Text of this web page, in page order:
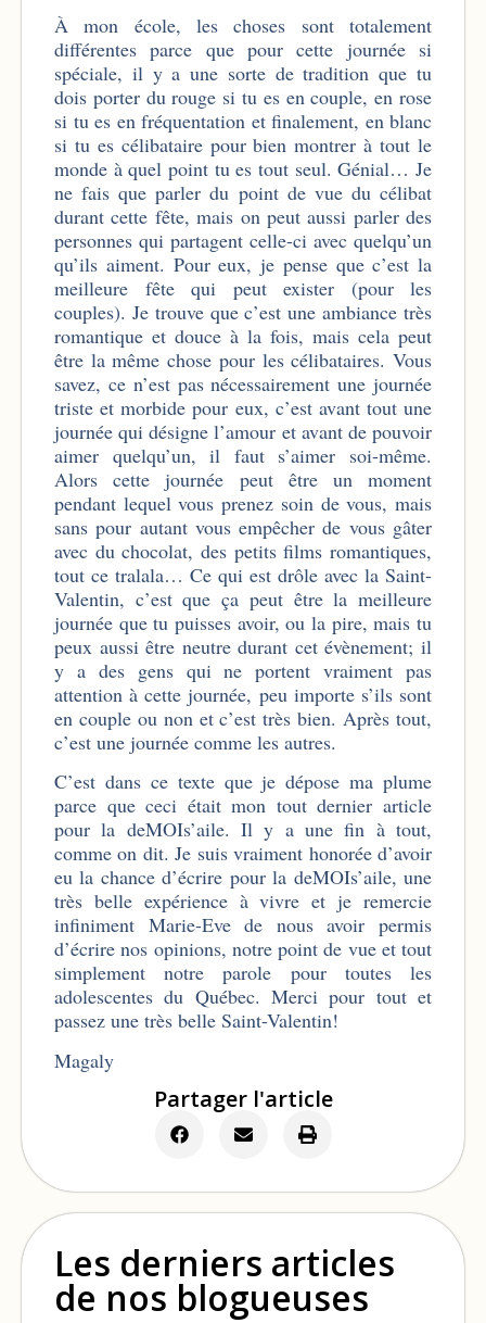
À mon école, les choses sont totalement
différentes parce que pour cette journée si
spéciale, il y a une sorte de tradition que tu
dois porter du rouge si tu es en couple, en rose
si tu es en fréquentation et finalement, en blanc
si tu es célibataire pour bien montrer à tout le
monde à quel point tu es tout seul. Génial… Je
ne fais que parler du point de vue du célibat
durant cette fête, mais on peut aussi parler des
personnes qui partagent celle-ci avec quelqu’un
qu’ils aiment. Pour eux, je pense que c’est la
meilleure fête qui peut exister (pour les
couples). Je trouve que c’est une ambiance très
romantique et douce à la fois, mais cela peut
être la même chose pour les célibataires. Vous
savez, ce n’est pas nécessairement une journée
triste et morbide pour eux, c’est avant tout une
journée qui désigne l’amour et avant de pouvoir
aimer quelqu’un, il faut s’aimer soi-même.
Alors cette journée peut être un moment
pendant lequel vous prenez soin de vous, mais
sans pour autant vous empêcher de vous gâter
avec du chocolat, des petits films romantiques,
tout ce tralala… Ce qui est drôle avec la Saint-
Valentin, c’est que ça peut être la meilleure
journée que tu puisses avoir, ou la pire, mais tu
peux aussi être neutre durant cet évènement; il
y a des gens qui ne portent vraiment pas
attention à cette journée, peu importe s’ils sont
en couple ou non et c’est très bien. Après tout,
c’est une journée comme les autres.
C’est dans ce texte que je dépose ma plume
parce que ceci était mon tout dernier article
pour la deMOIs’aile. Il y a une fin à tout,
comme on dit. Je suis vraiment honorée d’avoir
eu la chance d’écrire pour la deMOIs’aile, une
très belle expérience à vivre et je remercie
infiniment Marie-Eve de nous avoir permis
d’écrire nos opinions, notre point de vue et tout
simplement notre parole pour toutes les
adolescentes du Québec. Merci pour tout et
passez une très belle Saint-Valentin!
Magaly
Partager l'article
Les derniers articles
de nos blogueuses